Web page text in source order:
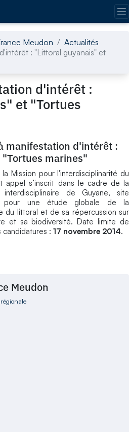
Meudon
Actualités
: "Littoral guyanais" et
d'intérêt :
et "Tortues
manifestation d'intérêt :
marines"
Mission pour l'interdisciplinarité du
appel s’inscrit dans le cadre de la
interdisciplinaire de Guyane, site
pour une étude globale de la
du littoral et de sa répercussion sur
et sa biodiversité. Date limite de
: 17 novembre 2014.
Meudon